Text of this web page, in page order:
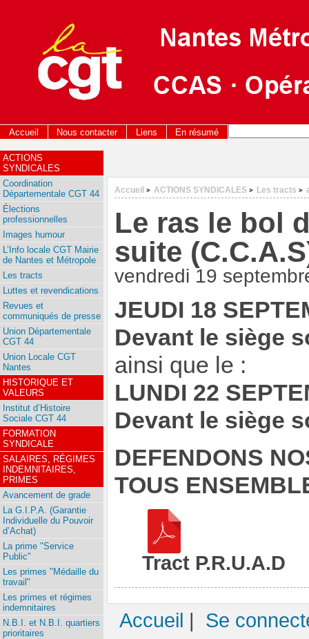
Accueil Nous contacter Liens En résumé
Accueil > ACTIONS SYNDICALES > Les tracts >
Le ras le bol
suite
vendredi 19
JEUDI 18
Devant le siège
ainsi que le :
LUNDI 22
Devant le siège
DEFENDONS
TOUS
Tract P.R.U.A.D
ACTIONS
SYNDICALES
Coordination
Départementale CGT 44
Élections
professionnelles
Images humour
L’Info locale CGT Mairie
de Nantes et Métropole
Les tracts
Luttes et revendications
Revues et
communiqués de presse
Union Départementale
CGT 44
Union Locale CGT
Nantes
HISTORIQUE ET
VALEURS
Institut d’Histoire
Sociale CGT 44
FORMATION
SYNDICALE
SALAIRES, RÉGIMES
INDEMNITAIRES,
PRIMES
Avancement de grade
La G.I.P.A. (Garantie
Individuelle du Pouvoir
d’Achat)
La prime "Service
Public"
Les primes "Médaille du
travail"
Les primes et régimes
indemnitaires
N.B.I. et N.B.I. quartiers
prioritaires
Accueil | Se